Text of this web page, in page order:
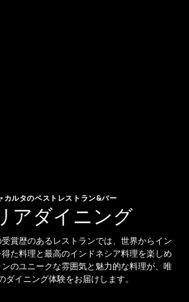
カルタのベストレストラン&バー
アダイニング
賞歴のあるレストランでは、世界からイン
た料理と最高のインドネシア料理を楽しめ
のユニークな雰囲気と魅力的な料理が、唯
ダイニング体験をお届けします。